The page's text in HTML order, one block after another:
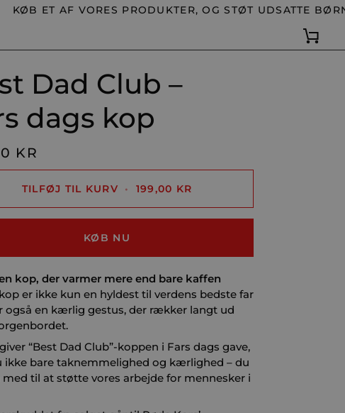
ET AF VORES PRODUKTER, OG STØT UDSATTE BØRN OG
Kurv
Dad Club –
dags kop
KR
TILFØJ TIL KURV • 199,00 KR
KØB NU
kop, der varmer mere end bare kaffen
er ikke kun en hyldest til verdens bedste far
også en kærlig gestus, der rækker langt ud
“Best Dad Club”-koppen i Fars dags gave,
ikke bare taknemmelighed og kærlighed – du
med til at støtte vores arbejde for mennesker i